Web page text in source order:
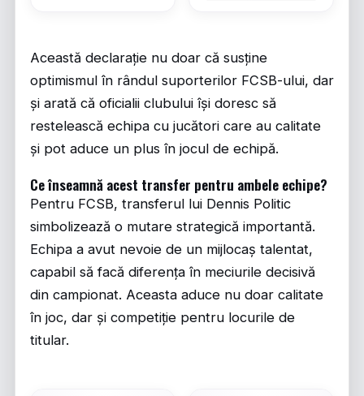
Această declarație nu doar că susține
optimismul în rândul suporterilor FCSB-ului, dar
și arată că oficialii clubului își doresc să
restelească echipa cu jucători care au calitate
și pot aduce un plus în jocul de echipă.
Ce înseamnă acest transfer pentru ambele echipe?
Pentru FCSB, transferul lui Dennis Politic
simbolizează o mutare strategică importantă.
Echipa a avut nevoie de un mijlocaș talentat,
capabil să facă diferența în meciurile decisivă
din campionat. Aceasta aduce nu doar calitate
în joc, dar și competiție pentru locurile de
titular.